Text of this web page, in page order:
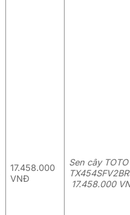
17.458.000
VNĐ
Sen cây TOTO
17.458.000